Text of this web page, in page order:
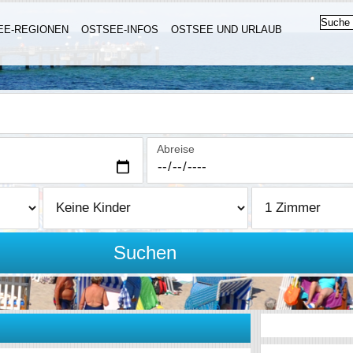
REGIONEN OSTSEE-INFOS OSTSEE UND URLAUB
Abreise
Suchen